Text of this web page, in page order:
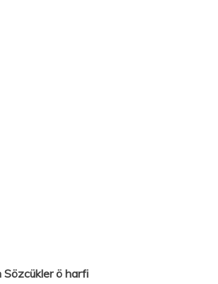
Sözcükler ö harfi